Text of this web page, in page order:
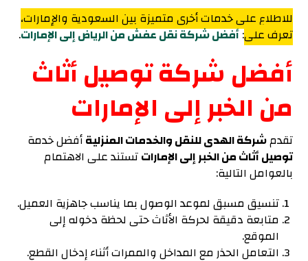
للاطلاع على خدمات أخرى متميزة بين السعودية والإمارات،
تعرف على:أفضل شركة نقل عفش من الرياض إلى الإمارات.
أفضل شركة توصيل أثاث
من الخبر إلى الإمارات
تقدمشركة الهدى للنقل والخدمات المنزليةأفضل خدمة
توصيل أثاث من الخبر إلى الإماراتتستند على الاهتمام
بالعوامل التالية:
تنسيق مسبق لموعد الوصول بما يناسب جاهزية العميل.
متابعة دقيقة لحركة الأثاث حتى لحظة دخوله إلى
الموقع.
التعامل الحذر مع المداخل والممرات أثناء إدخال القطع.